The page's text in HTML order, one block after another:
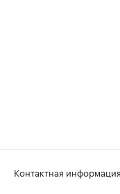
Контактная информация